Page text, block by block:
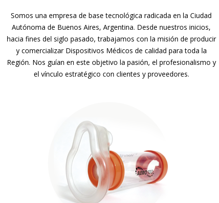
Somos una empresa de base tecnológica radicada en la Ciudad
Autónoma de Buenos Aires, Argentina. Desde nuestros inicios,
hacia fines del siglo pasado, trabajamos con la misión de producir
y comercializar Dispositivos Médicos de calidad para toda la
Región. Nos guían en este objetivo la pasión, el profesionalismo y
el vínculo estratégico con clientes y proveedores.